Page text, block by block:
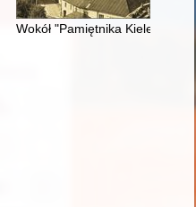
w Małopolsce w świetle
Wokół "Pamiętnika